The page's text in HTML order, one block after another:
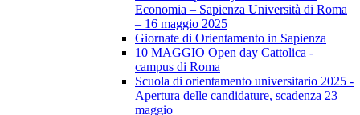
Economia – Sapienza Università di Roma
– 16 maggio 2025
Giornate di Orientamento in Sapienza
10 MAGGIO Open day Cattolica -
campus di Roma
Scuola di orientamento universitario 2025 -
Apertura delle candidature, scadenza 23
maggio